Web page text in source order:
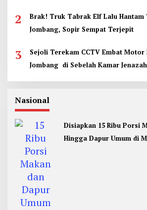
2
Brak! Truk Tabrak Elf Lalu
Jombang, Sopir Sempat Terjepit
3
Sejoli Terekam CCTV Embat Motor
Jombang di Sebelah Kamar Jenazah
Nasional
Disiapkan 15 Ribu Porsi
Hingga Dapur Umum di